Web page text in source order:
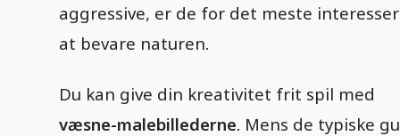
aggressive, er de for det meste
at bevare naturen.
Du kan give din kreativitet frit spil med
væsne-malebillederne. Mens de typiske